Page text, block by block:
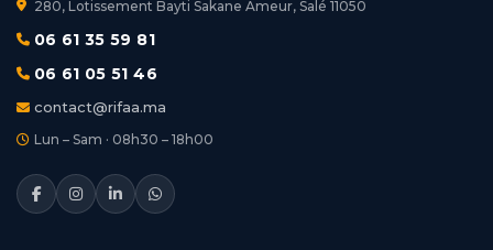
280, Lotissement Bayti Sakane Ameur, Salé 11050
06 61 35 59 81
06 61 05 51 46
contact@rifaa.ma
Lun – Sam · 08h30 – 18h00